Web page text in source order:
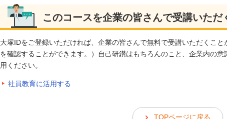
このコースを企業の皆さんで受講いただ
大塚IDをご登録いただければ、企業の皆さんで無料で受講いただくこ
を確認することができます。）自己研鑽はもちろんのこと、企業内の
用ください。
社員教育に活用する
TOPページに戻る